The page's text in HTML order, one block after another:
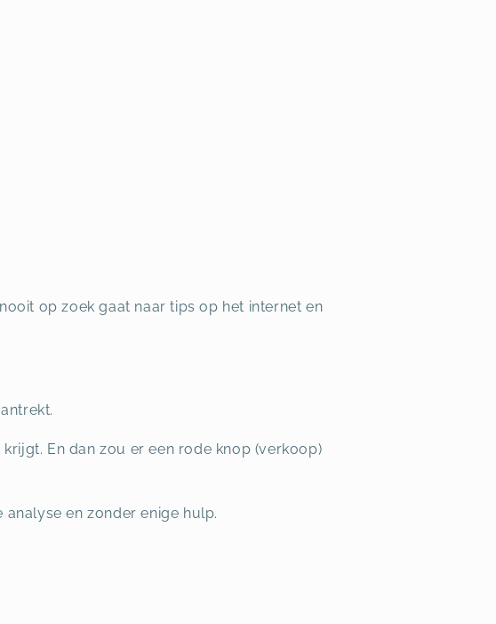
op zoek gaat naar tips op het internet en
En dan zou er een rode knop (verkoop)
en zonder enige hulp.